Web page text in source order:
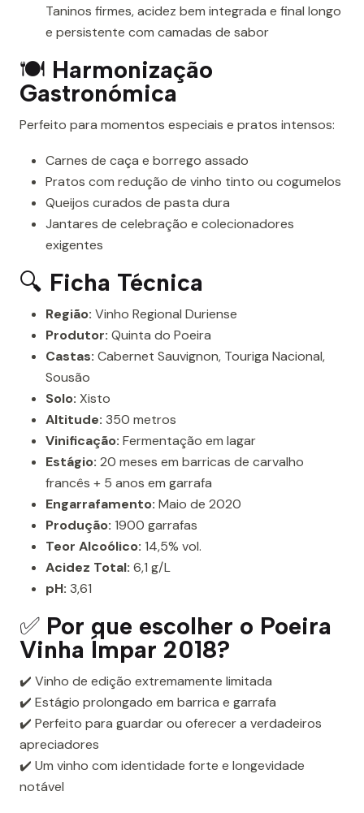
Taninos firmes, acidez bem integrada e final longo
e persistente com camadas de sabor
🍽 Harmonização
Gastronómica
Perfeito para momentos especiais e pratos intensos:
Carnes de caça e borrego assado
Pratos com redução de vinho tinto ou cogumelos
Queijos curados de pasta dura
Jantares de celebração e colecionadores
exigentes
🔍 Ficha Técnica
Região: Vinho Regional Duriense
Produtor: Quinta do Poeira
Castas: Cabernet Sauvignon, Touriga Nacional,
Sousão
Solo: Xisto
Altitude: 350 metros
Vinificação: Fermentação em lagar
Estágio: 20 meses em barricas de carvalho
francês + 5 anos em garrafa
Engarrafamento: Maio de 2020
Produção: 1900 garrafas
Teor Alcoólico: 14,5% vol.
Acidez Total: 6,1 g/L
pH: 3,61
✅ Por que escolher o Poeira
Vinha Ímpar 2018?
✔️ Vinho de edição extremamente limitada
✔️ Estágio prolongado em barrica e garrafa
✔️ Perfeito para guardar ou oferecer a verdadeiros
apreciadores
✔️ Um vinho com identidade forte e longevidade
notável